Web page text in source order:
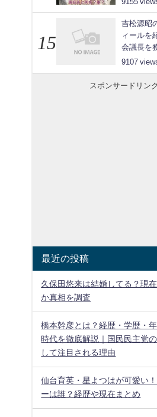
吉松源昭
ィールを
会議長を
9107
スポンサードリンク
最近の投稿
久保田悠来は結婚してる？現
か真相を調査
橋本幹彦とは？経歴・学歴・
時代を徹底解説｜国民民主党
して注目される理由
仙台育英・星よつはが可愛い
ーは誰？経歴や現在まとめ